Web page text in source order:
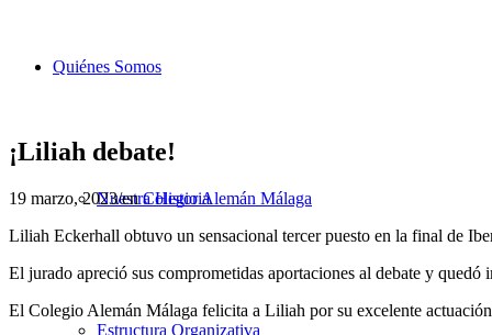
Quiénes Somos
Nuestra Historia
Estructura Organizativa
¡Liliah debate!
19 marzo, 2023/enColegio Alemán Málaga
Liliah Eckerhall obtuvo un sensacional tercer puesto en la final de
El jurado apreció sus comprometidas aportaciones al debate y quedó
El Colegio Alemán Málaga felicita a Liliah por su excelente